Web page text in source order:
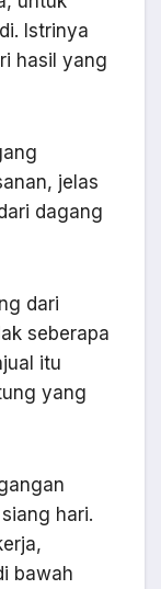
Istrinya
hasil yang
jelas
dagang
dari
seberapa
itu
yang
hari.
bawah